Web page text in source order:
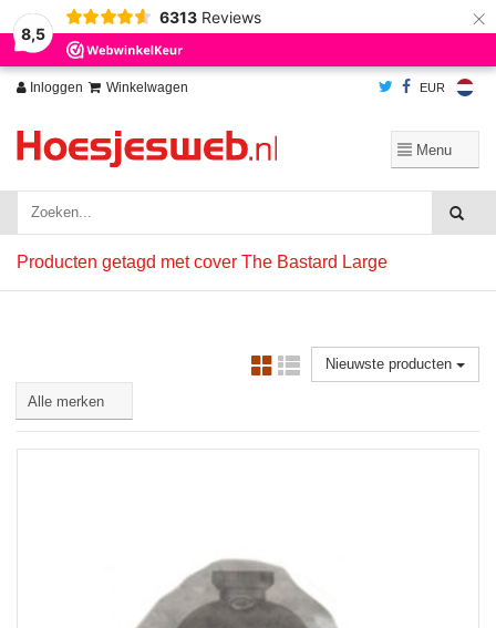
8,5
6313 Reviews ×
Inloggen Winkelwagen EUR
Producten getagd met cover The Bastard Large
Nieuwste producten
Wij slaan cookies op om onze website te verbeteren. Is dat akkoord?
Ja
Nee